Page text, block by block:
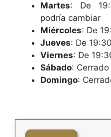
Martes: De
podría cambiar
Miércoles: De
Jueves: De
Viernes: De
Sábado: Cerrado
Domingo: